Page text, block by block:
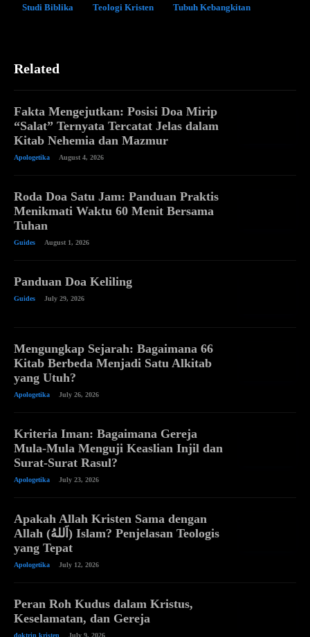
Studi Biblika
Teologi Kristen Tubuh Kebangkitan
Related
Fakta Mengejutkan: Posisi Doa Mirip
“Salat” Ternyata Tercatat Jelas dalam
Kitab Nehemia dan Mazmur
Apologetika August 4, 2026
Roda Doa Satu Jam: Panduan Praktis
Menikmati Waktu 60 Menit Bersama
Tuhan
Guides August 1, 2026
Panduan Doa Keliling
Guides July 29, 2026
Mengungkap Sejarah: Bagaimana 66
Kitab Berbeda Menjadi Satu Alkitab
yang Utuh?
Apologetika July 26, 2026
Kriteria Iman: Bagaimana Gereja
Mula-Mula Menguji Keaslian Injil dan
Surat-Surat Rasul?
Apologetika July 23, 2026
Apakah Allah Kristen Sama dengan
Allah (اَللهُ) Islam? Penjelasan Teologis
yang Tepat
Apologetika July 12, 2026
Peran Roh Kudus dalam Kristus,
Keselamatan, dan Gereja
doktrin kristen July 9, 2026